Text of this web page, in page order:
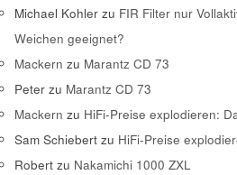
Michael Kohler zu FIR Filter nur
Weichen geeignet?
Mackern zu Marantz CD 73
Peter zu Marantz CD 73
Mackern zu HiFi-Preise explodieren:
Sam Schiebert zu HiFi-Preise
Robert zu Nakamichi 1000 ZXL